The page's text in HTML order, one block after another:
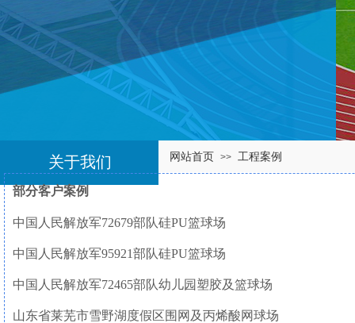
网站首页 >> 工程案例
关于我们
部分客户案例
中国人民解放军72679部队硅PU篮球场
中国人民解放军95921部队硅PU篮球场
中国人民解放军72465部队幼儿园塑胶及篮球场
山东省莱芜市雪野湖度假区围网及丙烯酸网球场